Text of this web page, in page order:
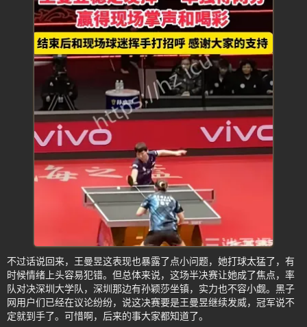
不过话说回来，王曼昱这表现也暴露了点小问题，她打球太猛了，有
时候情绪上头容易犯错。但总体来说，这场半决赛让她成了焦点，率
队对决深圳大学队，深圳那边有孙颖莎坐镇，实力也不容小觑。黑子
网用户们已经在议论纷纷，说这决赛要是王曼昱继续发威，冠军说不
定就到手了。可惜啊，后来的事大家都知道了。